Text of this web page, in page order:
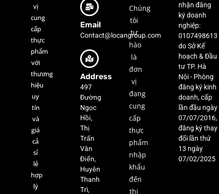
vị
cung
cấp
thực
phẩm
với
thương
hiệu
uy
tín
và
giá
cả
sỉ
lẻ
hợp
lý
Email
Contact@locangroup.com
Address
497
Đường
Ngọc
Hồi,
Thị
Trấn
Văn
Điển,
Huyện
Thanh
Trì,
Chúng
tôi
tự
hào
là
đơn
vị
đang
cung
cấp
thực
phẩm
nhập
khẩu
đến
thị
nhận đăng
ký doanh
nghiệp:
0107498613
do Sở Kế
hoạch & Đầu
tư TP. Hà
Nội - Phòng
đăng ký kinh
doanh, cấp
lần đầu ngày
07/07/2016,
đăng ký thay
đổi lần thứ
13 ngày
07/02/2025